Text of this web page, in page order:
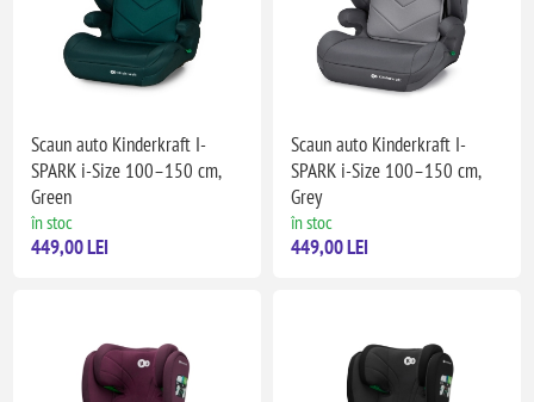
Scaun auto Kinderkraft I-
SPARK i-Size 100–150 cm,
Green
în stoc
449,00 LEI
Scaun auto Kinderkraft I-
SPARK i-Size 100–150 cm,
Grey
în stoc
449,00 LEI